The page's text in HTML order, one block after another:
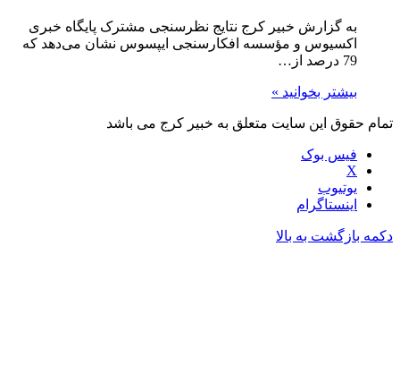
به گزارش خبیر کرج نتایج نظرسنجی مشترک پایگاه خبری
اکسیوس و مؤسسه افکارسنجی ایپسوس نشان می‌دهد که
79 درصد از…
بیشتر بخوانید »
تمام حقوق این سایت متعلق به خبیر کرج می باشد
فیس بوک
X
یوتیوب
اینستاگرام
دکمه بازگشت به بالا